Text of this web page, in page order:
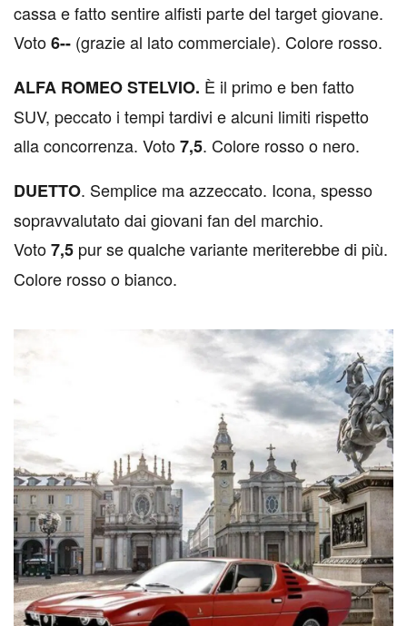
cassa e fatto sentire alfisti parte del target giovane.
Voto6-- (grazie al lato commerciale). Colore rosso.
ALFA ROMEO STELVIO. È il primo e ben fatto
SUV, peccato i tempi tardivi e alcuni limiti rispetto
alla concorrenza. Voto7,5. Colore rosso o nero.
DUETTO. Semplice ma azzeccato. Icona, spesso
sopravvalutato dai giovani fan del marchio.
Voto7,5 pur se qualche variante meriterebbe di più.
Colore rosso o bianco.